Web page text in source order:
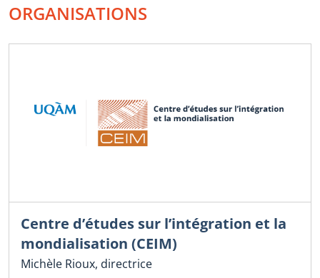
ORGANISATIONS
Centre d’études sur l’intégration et la
mondialisation (CEIM)
Michèle Rioux, directrice